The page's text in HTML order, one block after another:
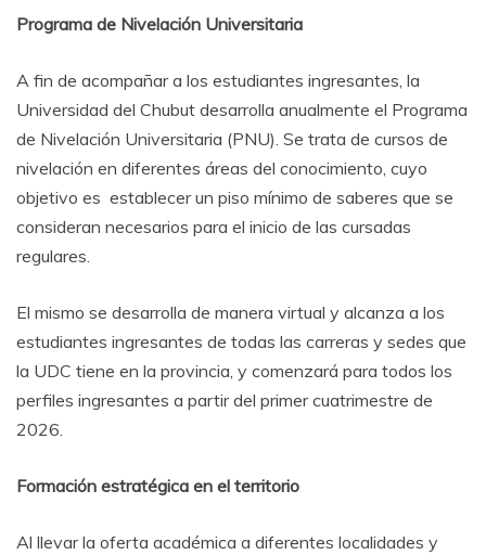
Programa de Nivelación Universitaria
A fin de acompañar a los estudiantes ingresantes, la
Universidad del Chubut desarrolla anualmente el Programa
de Nivelación Universitaria (PNU). Se trata de cursos de
nivelación en diferentes áreas del conocimiento, cuyo
objetivo es establecer un piso mínimo de saberes que se
consideran necesarios para el inicio de las cursadas
regulares.
El mismo se desarrolla de manera virtual y alcanza a los
estudiantes ingresantes de todas las carreras y sedes que
la UDC tiene en la provincia, y comenzará para todos los
perfiles ingresantes a partir del primer cuatrimestre de
2026.
Formación estratégica en el territorio
Al llevar la oferta académica a diferentes localidades y